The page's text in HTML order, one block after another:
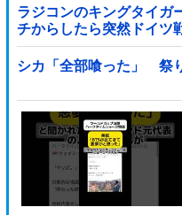
ラジコンのキングタイガ
チからしたら突然ドイツ
の反応】
シカ「全部喰った」 祭